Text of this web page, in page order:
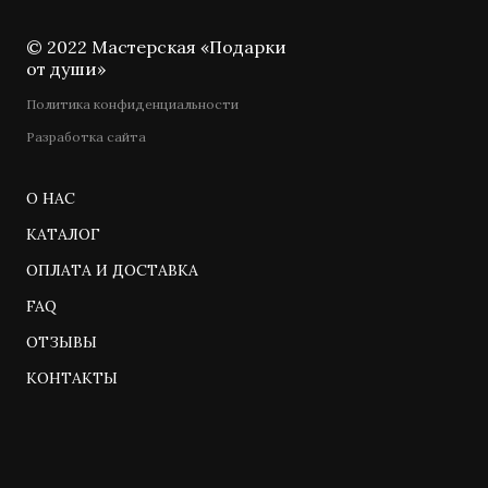
© 2022 Мастерская «Подарки
от души»
Политика конфиденциальности
Разработка сайта
О НАС
КАТАЛОГ
ОПЛАТА И ДОСТАВКА
FAQ
ОТЗЫВЫ
КОНТАКТЫ